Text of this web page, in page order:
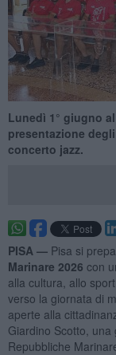
Lunedì 1° giugno
presentazione
concerto jazz.
PISA — Pisa si
Marinare 2026 con
alla cultura, allo
verso la giornata di
aperte alla
Giardino Scotto,
Repubbliche